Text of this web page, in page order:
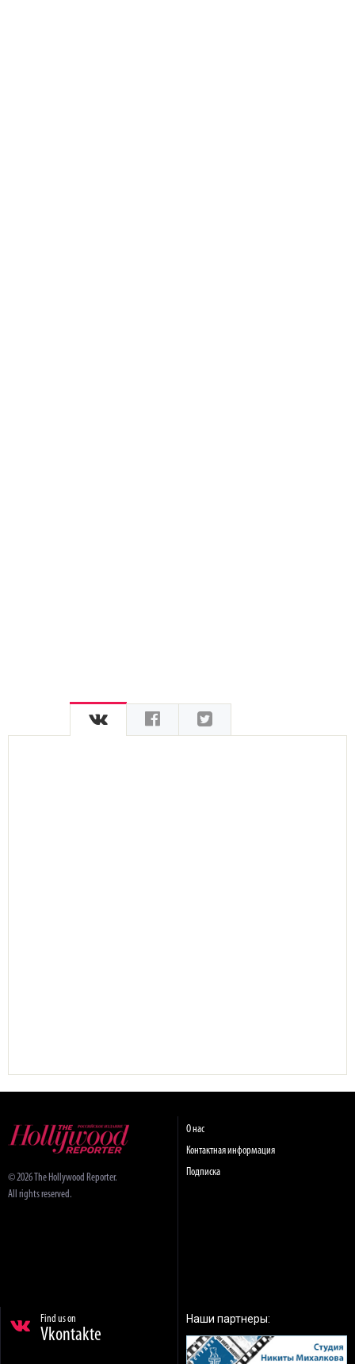
© 2026 The Hollywood Reporter.
All rights reserved.
О нас
Контактная информация
Подписка
Find us on
Vkontakte
Наши партнеры: